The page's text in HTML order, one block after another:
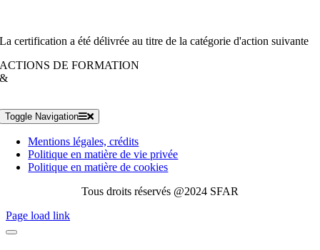
La certification a été délivrée au titre de la catégorie d'action suivante
ACTIONS DE FORMATION
&
Toggle Navigation
Mentions légales, crédits
Politique en matière de vie privée
Politique en matière de cookies
Tous droits réservés @2024 SFAR
Page load link